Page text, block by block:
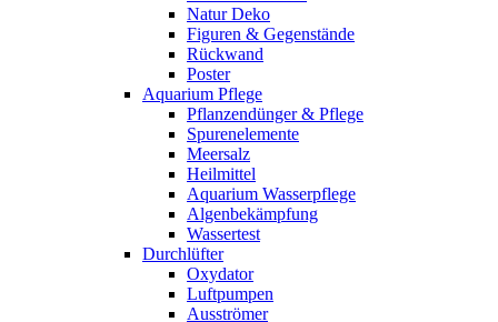
Natur Deko
Figuren & Gegenstände
Rückwand
Poster
Aquarium Pflege
Pflanzendünger & Pflege
Spurenelemente
Meersalz
Heilmittel
Aquarium Wasserpflege
Algenbekämpfung
Wassertest
Durchlüfter
Oxydator
Luftpumpen
Ausströmer